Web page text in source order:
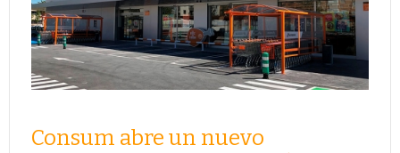
Consum abre un nuevo